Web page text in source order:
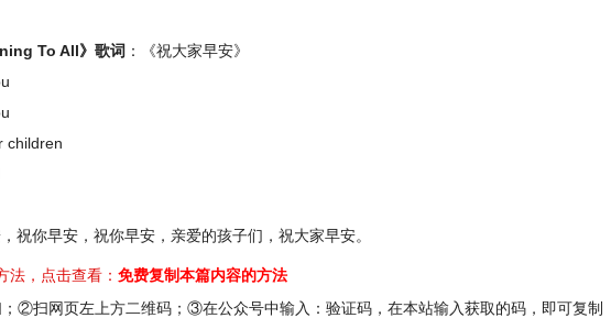
To All》歌词 ：《祝大家早安》
children
祝你早安，祝你早安，亲爱的孩子们，祝大家早安。
法，点击查看： 免费复制本篇内容的方法
②扫网页左上方二维码；③在公众号中输入：验证码，在本站输入获取的码，即可复制；